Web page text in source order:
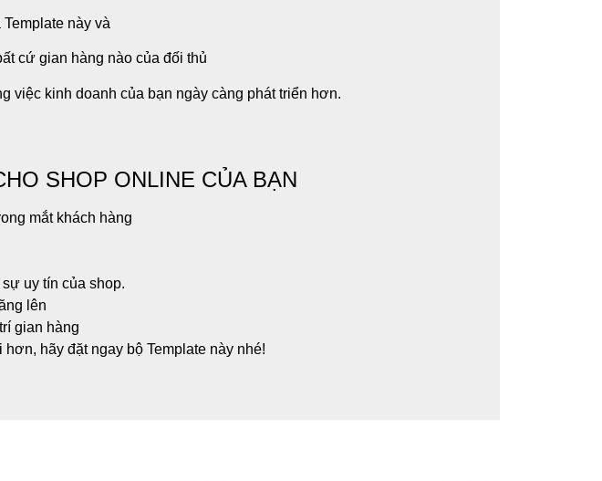
này và
cứ gian hàng nào của đối thủ
việc kinh doanh của bạn ngày càng phát triển hơn.
SHOP ONLINE CỦA BẠN
mắt khách hàng
uy tín của shop.
lên
gian hàng
hãy đặt ngay bộ Template này nhé!